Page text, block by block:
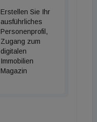
Erstellen Sie Ihr
ausführliches
Personenprofil,
Zugang zum
digitalen
Immobilien
Magazin